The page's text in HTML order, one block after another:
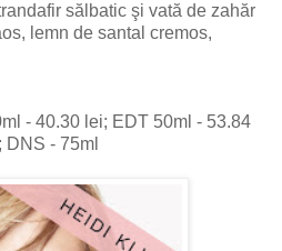
sălbatic şi vată de zahăr
lemn de santal cremos,
- 40.30 lei; EDT 50ml - 53.84
DNS - 75ml